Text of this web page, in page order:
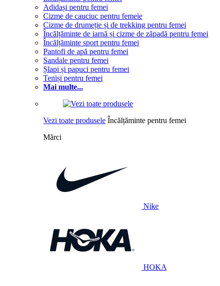
Adidași pentru femei
Cizme de cauciuc pentru femeie
Cizme de drumeție și de trekking pentru femei
Încălțăminte de iarnă și cizme de zăpadă pentru femei
Încălțăminte sport pentru femei
Pantofi de apă pentru femei
Sandale pentru femei
Șlapi și papuci pentru femei
Teniși pentru femei
Mai multe...
Vezi toate produsele Încălțăminte pentru femei
Mărci
Nike
HOKA